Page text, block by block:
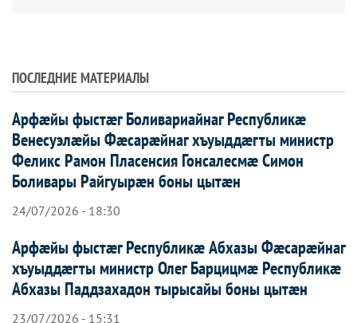
ПОСЛЕДНИЕ МАТЕРИАЛЫ
Арфæйы фыстæг Боливариайнаг Республикæ
Венесуэлæйы Фæсарæйнаг хъуыддæгты министр
Феликс Рамон Пласенсия Гонсалесмæ Симон
Боливары Райгуырæн боны цытæн
24/07/2026 - 18:30
Арфæйы фыстæг Республикæ Абхазы Фæсарæйнаг
хъуыддæгты министр Олег Барцицмæ Республикæ
Абхазы Паддзахадон тырысайы боны цытæн
23/07/2026 - 15:31